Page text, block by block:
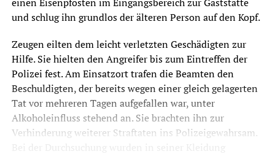
und schlug ihn grundlos der älteren Person auf den Kopf.
Zeugen eilten dem leicht verletzten Geschädigten zur
Hilfe. Sie hielten den Angreifer bis zum Eintreffen der
Polizei fest. Am Einsatzort trafen die Beamten den
Beschuldigten, der bereits wegen einer gleich gelagerten
Tat vor mehreren Tagen aufgefallen war, unter
Alkoholeinfluss stehend an. Sie brachten ihn zur
Verhinderung weiterer Straftaten ins Polizeigewahrsam.